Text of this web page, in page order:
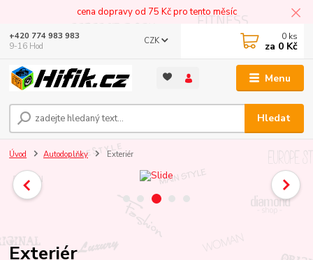
cena dopravy od 75 Kč pro tento měsíc
Menu
CZK
Hledat
+420 774 983 983
9-16 Hod
0 ks
za 0 Kč
Úvod Autodoplňky Exteriér
Exteriér